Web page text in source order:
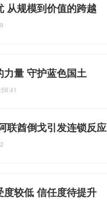
从规模到价值的跨越
量 守护蓝色国土
联酋倒戈引发连锁反应
较低 信任度待提升